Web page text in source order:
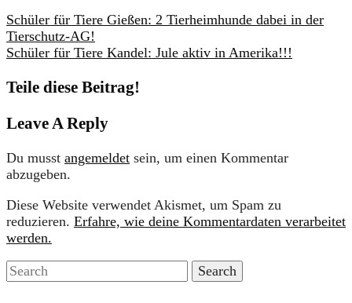
Schüler für Tiere Gießen: 2 Tierheimhunde dabei in der
Tierschutz-AG!
Schüler für Tiere Kandel: Jule aktiv in Amerika!!!
Teile diese Beitrag!
Leave A Reply
Du musst angemeldet sein, um einen Kommentar
abzugeben.
Diese Website verwendet Akismet, um Spam zu
reduzieren. Erfahre, wie deine Kommentardaten verarbeitet
werden.